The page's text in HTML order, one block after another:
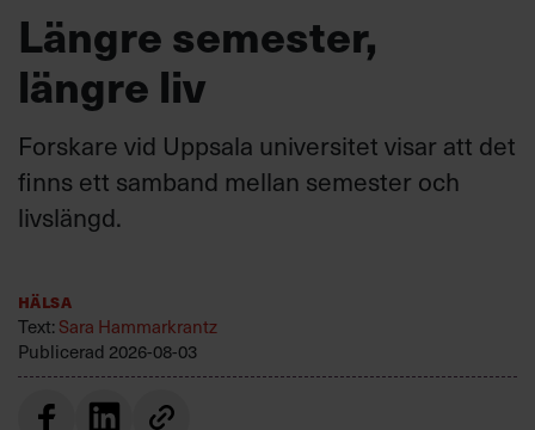
Längre semester,
längre liv
Forskare vid Uppsala universitet visar att det
finns ett samband mellan semester och
livslängd.
Hälsa
Text:Sara Hammarkrantz
Publicerad 2026-08-03